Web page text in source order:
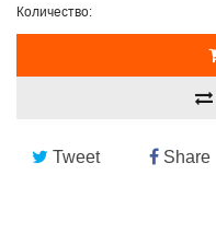
Количество:
Tweet Share